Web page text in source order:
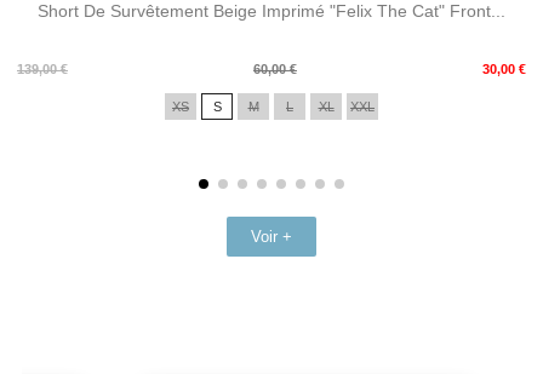
Short De Survêtement Beige Imprimé "Felix The Cat" Front...
139,00 €
Prix
60,00 € 30,00 €
Prix
XS S M L XL XXL
Voir +